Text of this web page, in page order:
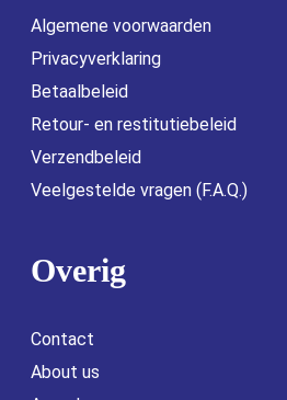
Algemene voorwaarden
Privacyverklaring
Betaalbeleid
Retour- en restitutiebeleid
Verzendbeleid
Veelgestelde vragen (F.A.Q.)
Overig
Contact
About us